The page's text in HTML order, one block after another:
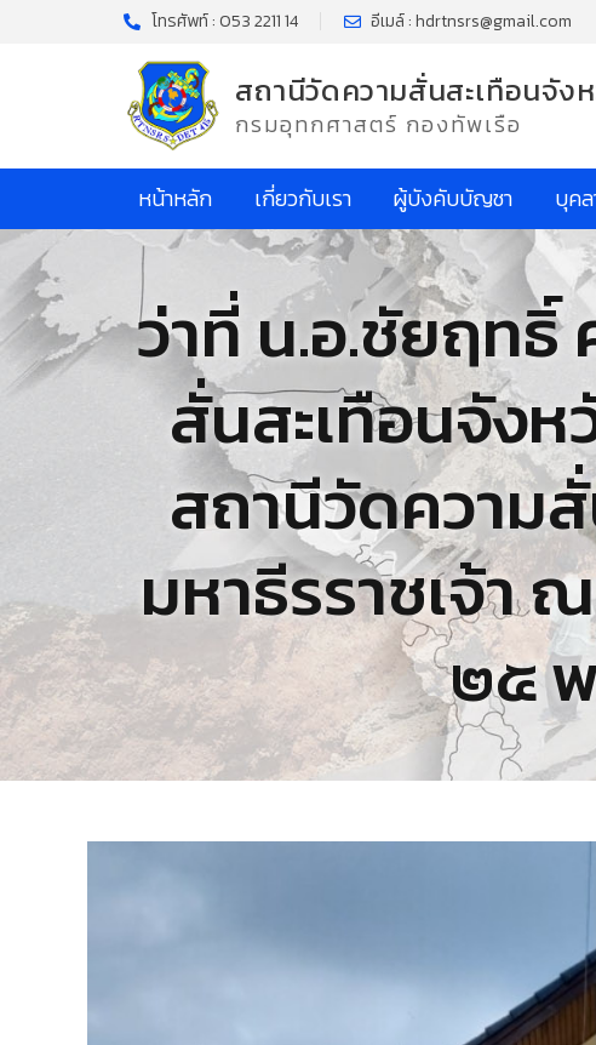
โทรศัพท์ : 053 2211 14 อีเมล์ : hdrtnsrs@gmail.com
สถานีวัดความสั่นสะเทือนจัง
กรมอุทกศาสตร์ กองทัพเรือ
หน้าหลัก เกี่ยวกับเรา ผู้บังคับบัญชา บุค
ว่าที่ น.อ.ชัยฤท
สั่นสะเทือนจัง
สถานีวัดความ
มหาธีรราชเจ้า
๒๕